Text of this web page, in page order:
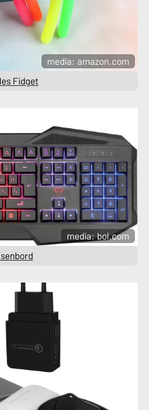
media: amazon.com
Fidget
media: bol.com